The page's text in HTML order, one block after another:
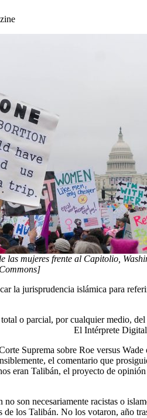
las mujeres frente al Capitolio,
la jurisprudencia islámica para
o parcial, por cualquier medio,
El Intérprete
Suprema sobre Roe versus
el comentario que
eran Talibán, el proyecto de
no son necesariamente racistas o
de los Talibán. No los votaron, año